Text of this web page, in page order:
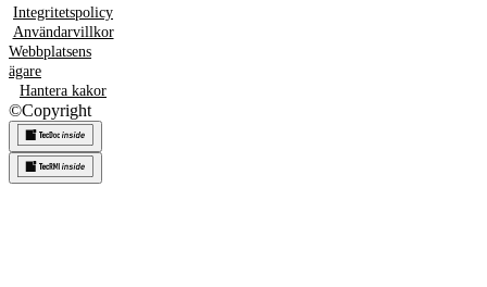
Integritetspolicy
Användarvillkor
Webbplatsens
ägare
Hantera kakor
©Copyright